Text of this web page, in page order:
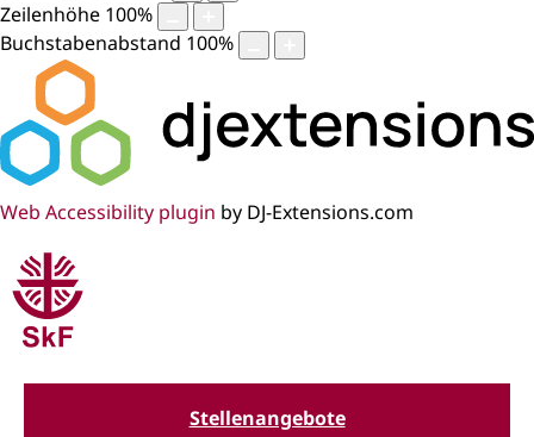
Zeilenhöhe 100%
Buchstabenabstand 100%
Web Accessibility plugin by DJ-Extensions.com
Stellenangebote